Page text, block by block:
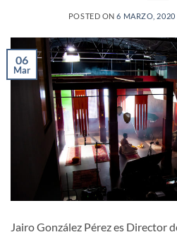
POSTED ON6 MARZO, 2020
06
Mar
Jairo González Pérez es Director